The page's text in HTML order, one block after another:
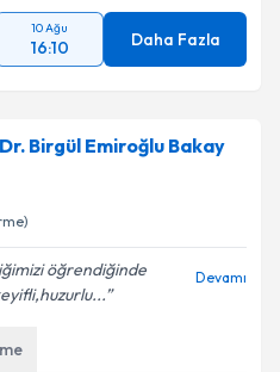
10 Ağu
16:10 Daha Fazla
Birgül Emiroğlu Bakay
öğrendiğinde
Devamı